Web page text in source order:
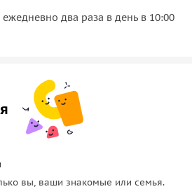
два раза в день в 10:00
вы, ваши знакомые или семья.